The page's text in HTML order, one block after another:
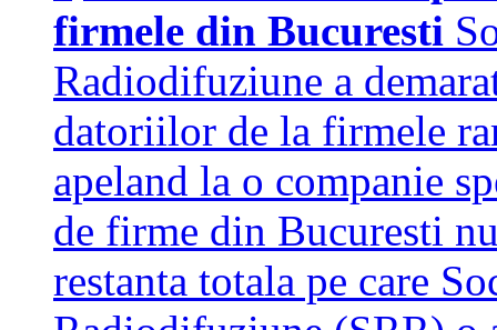
firmele din Bucuresti
Radiodifuziune a
datoriilor de la firmele
apeland la o companie
de firme din Bucuresti
restanta totala pe care